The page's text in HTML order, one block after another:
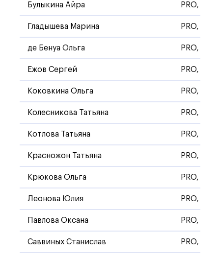
Булыкина Айра PRO,
Гладышева Марина PRO,
де Бенуа Ольга PRO,
Ежов Сергей PRO,
Коковкина Ольга PRO,
Колесникова Татьяна PRO,
Котлова Татьяна PRO,
Красножон Татьяна PRO,
Крюкова Ольга PRO,
Леонова Юлия PRO,
Павлова Оксана PRO,
Саввиных Станислав PRO,